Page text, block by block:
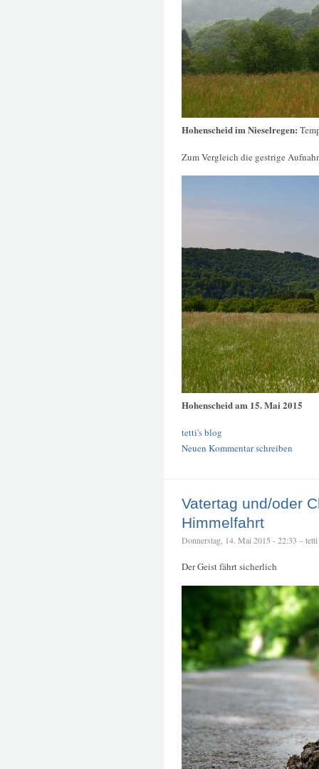
Hohenscheid im Nieselregen:
Zum Vergleich die gestrige
Hohenscheid am 15. Mai 2015
tetti's blog
Neuen Kommentar schreiben
Vatertag und/oder
Himmelfahrt
Donnerstag, 14. Mai 2015 - 22:33 – tetti
Der Geist fährt sicherlich